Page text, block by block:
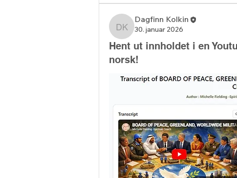
Dagfinn Kolkin
Dagfinn Kolkin
30. januar 2026
Hent ut innholdet i en
norsk!